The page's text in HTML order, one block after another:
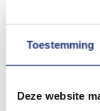
Toestemming
Deze website
Oranje
Een oranje
een manier